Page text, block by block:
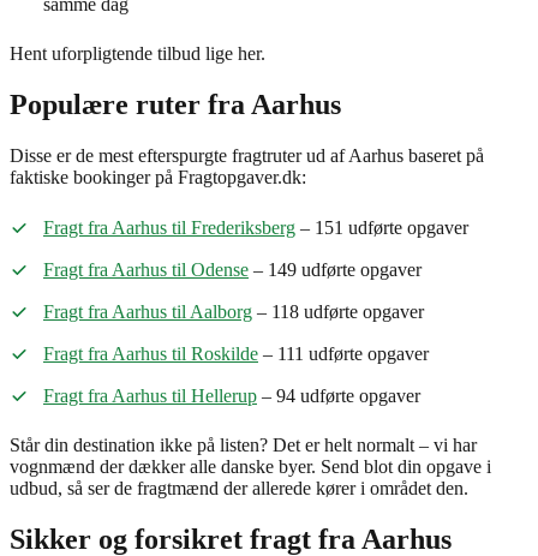
samme dag
Hent uforpligtende tilbud lige her.
Populære ruter fra Aarhus
Disse er de mest efterspurgte fragtruter ud af Aarhus baseret på
faktiske bookinger på Fragtopgaver.dk:
Fragt fra Aarhus til Frederiksberg – 151 udførte opgaver
Fragt fra Aarhus til Odense – 149 udførte opgaver
Fragt fra Aarhus til Aalborg – 118 udførte opgaver
Fragt fra Aarhus til Roskilde – 111 udførte opgaver
Fragt fra Aarhus til Hellerup – 94 udførte opgaver
Står din destination ikke på listen? Det er helt normalt – vi har
vognmænd der dækker alle danske byer. Send blot din opgave i
udbud, så ser de fragtmænd der allerede kører i området den.
Sikker og forsikret fragt fra Aarhus